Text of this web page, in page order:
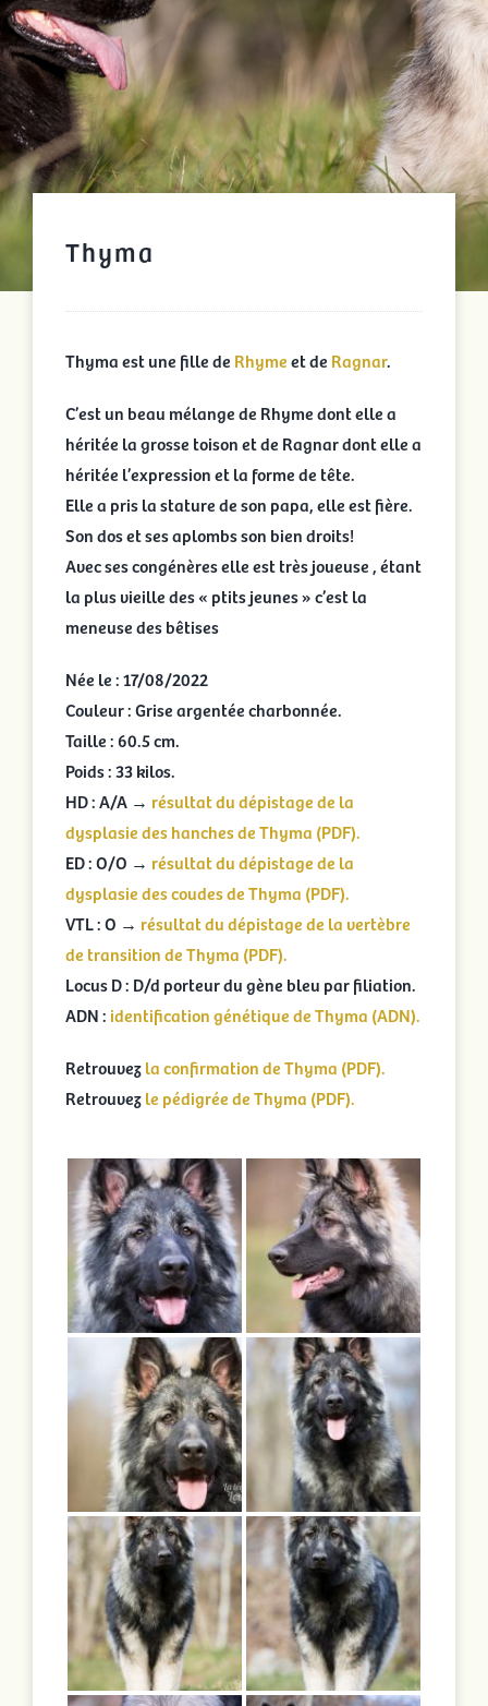
Thyma
Thyma est une fille de Rhymeet de Ragnar.
C’est un beau mélange de Rhyme dont elle a
héritée la grosse toison et de Ragnar dont elle a
héritée l’expression et la forme de tête.
Elle a pris la stature de son papa, elle est fière.
Son dos et ses aplombs son bien droits!
Avec ses congénères elle est très joueuse , étant
la plus vieille des « ptits jeunes » c’est la
meneuse des bêtises
Née le : 17/08/2022
Couleur : Grise argentée charbonnée.
Taille : 60.5 cm.
Poids : 33 kilos.
HD : A/A → résultat du dépistage de la
dysplasie des hanches de Thyma (PDF).
ED : O/O → résultat du dépistage de la
dysplasie des coudes de Thyma (PDF).
VTL : O → résultat du dépistage de la vertèbre
de transition de Thyma (PDF).
Locus D : D/d porteur du gène bleu par filiation.
ADN : identification génétique de Thyma (ADN).
Retrouvezla confirmation de Thyma (PDF).
Retrouvezle pédigrée de Thyma (PDF).